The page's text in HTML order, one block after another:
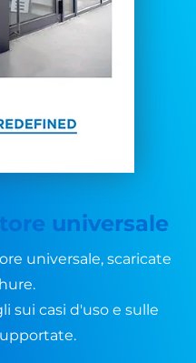
universale
universale, scaricate
sui casi d'uso e sulle